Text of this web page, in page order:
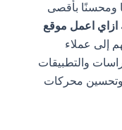
بأقصى
اعمل موقع
عملاء
والتطبيقات
محركات